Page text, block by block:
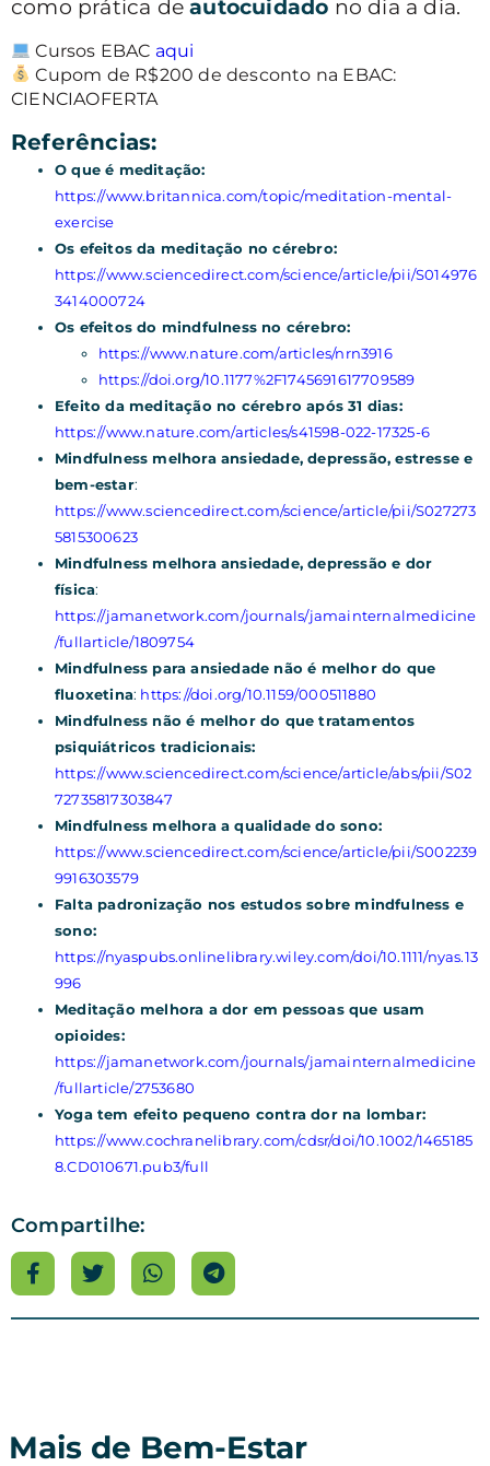
como prática deautocuidado no dia a dia.
Cursos EBAC aqui
Cupom de R$200 de desconto na EBAC:
CIENCIAOFERTA
Referências:
O que é meditação:
https://www.britannica.com/topic/meditation-mental-
exercise
Os efeitos da meditação no cérebro:
https://www.sciencedirect.com/science/article/pii/S014976
3414000724
Os efeitos do mindfulness no cérebro:
https://www.nature.com/articles/nrn3916
https://doi.org/10.1177%2F1745691617709589
Efeito da meditação no cérebro após 31 dias:
https://www.nature.com/articles/s41598-022-17325-6
Mindfulness melhora ansiedade, depressão, estresse e
bem-estar:
https://www.sciencedirect.com/science/article/pii/S027273
5815300623
Mindfulness melhora ansiedade, depressão e dor
física:
https://jamanetwork.com/journals/jamainternalmedicine
/fullarticle/1809754
Mindfulness para ansiedade não é melhor do que
fluoxetina: https://doi.org/10.1159/000511880
Mindfulness não é melhor do que tratamentos
psiquiátricos tradicionais:
https://www.sciencedirect.com/science/article/abs/pii/S02
72735817303847
Mindfulness melhora a qualidade do sono:
https://www.sciencedirect.com/science/article/pii/S002239
9916303579
Falta padronização nos estudos sobre mindfulness e
sono:
https://nyaspubs.onlinelibrary.wiley.com/doi/10.1111/nyas.13
996
Meditação melhora a dor em pessoas que usam
opioides:
https://jamanetwork.com/journals/jamainternalmedicine
/fullarticle/2753680
Yoga tem efeito pequeno contra dor na lombar:
https://www.cochranelibrary.com/cdsr/doi/10.1002/1465185
8.CD010671.pub3/full
Compartilhe:
Mais de Bem-Estar